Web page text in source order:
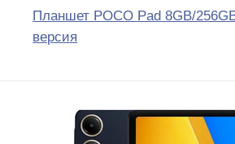
Планшет POCO Pad 8GB/
версия